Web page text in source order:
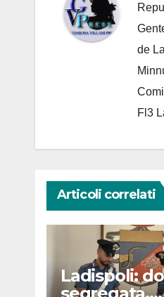
de
Fl3
Articoli correlati
Ladispoli: